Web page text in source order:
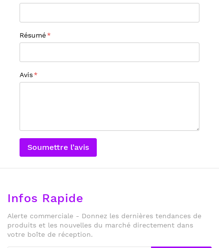
Résumé
Avis
Soumettre l’avis
Infos Rapide
Alerte commerciale - Donnez les dernières tendances de
produits et les nouvelles du marché directement dans
votre boîte de réception.